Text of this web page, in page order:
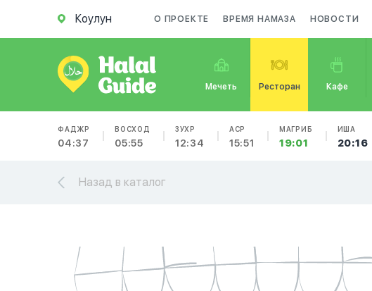
Коулун О ПРОЕКТЕ ВРЕМЯ НАМАЗА НОВОСТИ
Мечеть Ресторан Кафе
ФАДЖР
04:37
ВОСХОД
05:55
ЗУХР
12:34
АСР
15:51
МАГРИБ
19:01
ИША
20:16
Назад в каталог